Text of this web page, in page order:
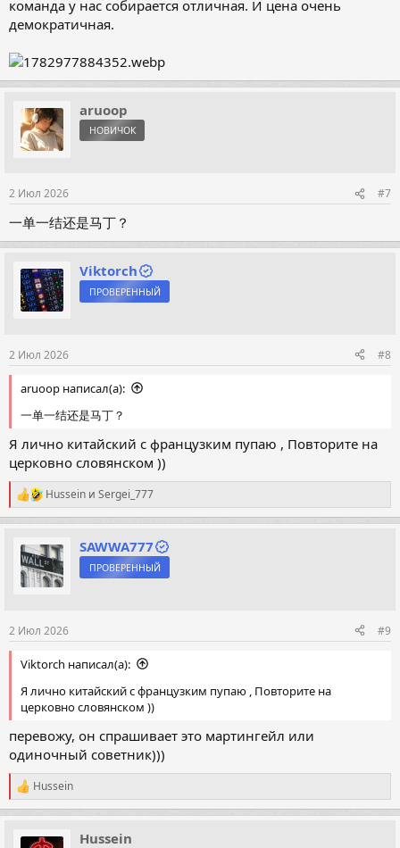
команда у нас собирается отличная. И цена очень
демократичная.
aruoop
НОВИЧОК
2 Июл 2026 #7
一单一结还是马丁？
Viktorch
ПРОВЕРЕННЫЙ
2 Июл 2026 #8
aruoop написал(а):
一单一结还是马丁？
Я лично китайский с французким пупаю , Повторите на
церковно словянском ))
Р
е
а
ц
и
и
Hussein и Sergei_777
SAWWA777
ПРОВЕРЕННЫЙ
2 Июл 2026 #9
Viktorch написал(а):
Я лично китайский с французким пупаю , Повторите на
церковно словянском ))
перевожу, он спрашивает это мартингейл или
одиночный советник)))
Р
е
а
Hussein
Hussein